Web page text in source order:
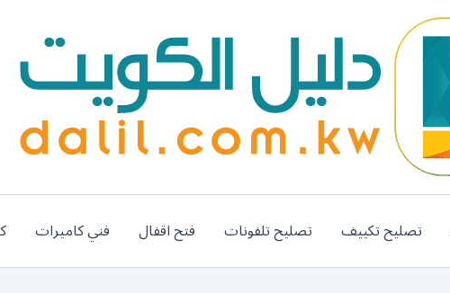
تصليح تكييف تصليح تلفونات فتح اقفال فني كاميرات